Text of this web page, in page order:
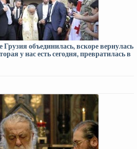
объединилась, вскоре вернулась
у нас есть сегодня, превратилась в